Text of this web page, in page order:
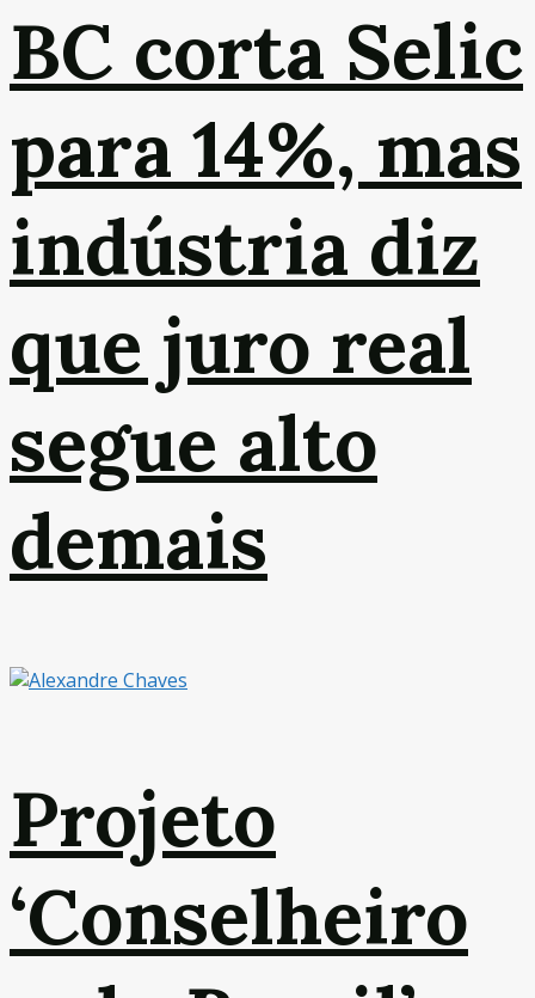
BC corta Selic
para 14%, mas
indústria diz
que juro real
segue alto
demais
Projeto
‘Conselheiro